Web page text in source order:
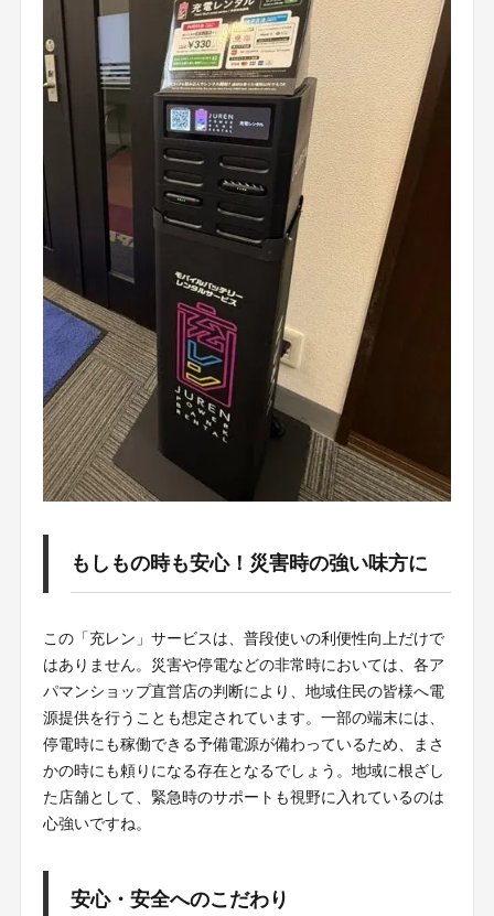
もしもの時も安心！災害時の強い味方に
この「充レン」サービスは、普段使いの利便性向上だけで
はありません。災害や停電などの非常時においては、各ア
パマンショップ直営店の判断により、地域住民の皆様へ電
源提供を行うことも想定されています。一部の端末には、
停電時にも稼働できる予備電源が備わっているため、まさ
かの時にも頼りになる存在となるでしょう。地域に根ざし
た店舗として、緊急時のサポートも視野に入れているのは
心強いですね。
安心・安全へのこだわり